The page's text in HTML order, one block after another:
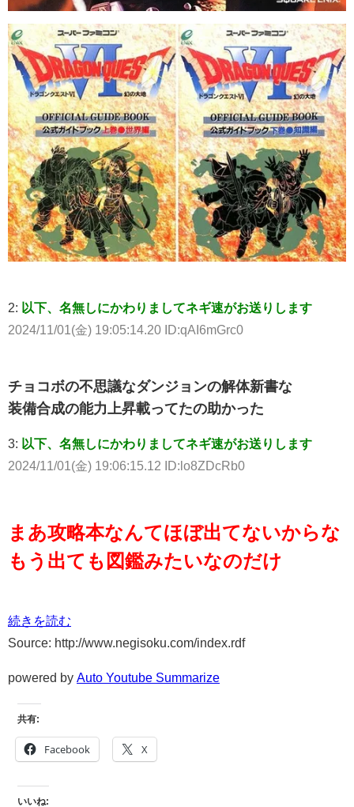
2: 以下、名無しにかわりましてネギ速がお送りします
2024/11/01(金) 19:05:14.20 ID:qAI6mGrc0
チョコボの不思議なダンジョンの解体新書な
装備合成の能力上昇載ってたの助かった
3: 以下、名無しにかわりましてネギ速がお送りします
2024/11/01(金) 19:06:15.12 ID:lo8ZDcRb0
まあ攻略本なんてほぼ出てないからな
もう出ても図鑑みたいなのだけ
続きを読む
Source: http://www.negisoku.com/index.rdf
powered by Auto Youtube Summarize
共有:
Facebook X
いいね: